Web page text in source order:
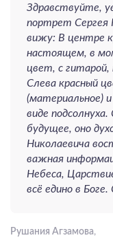
Здравствуйте,
портрет Сергея
вижу: В центре
настоящем, в
цвет, с
Слева красный
(материальное)
виде
будущее, оно
Николаевича
важная
Небеса,
всё едино в
Рушания Агзамова,